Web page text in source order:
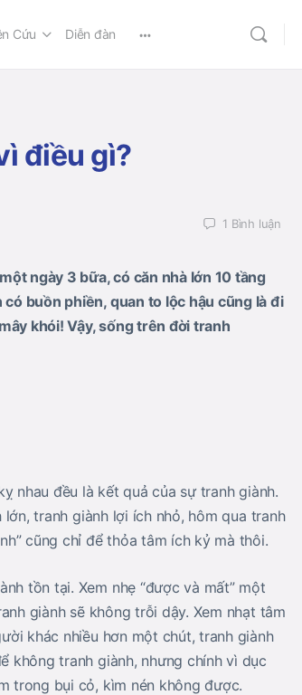
Cứu Diễn đàn
điều gì?
1 Bình luận
ngày 3 bữa, có căn nhà lớn 10 tầng
buồn phiền, quan to lộc hậu cũng là đi
khói! Vậy, sống trên đời tranh
nhau đều là kết quả của sự tranh giành.
tranh giành lợi ích nhỏ, hôm qua tranh
cũng chỉ để thỏa tâm ích kỷ mà thôi.
tồn tại. Xem nhẹ “được và mất” một
giành sẽ không trỗi dậy. Xem nhạt tâm
khác nhiều hơn một chút, tranh giành
không tranh giành, nhưng chính vì dục
trong bụi cỏ, kìm nén không được.